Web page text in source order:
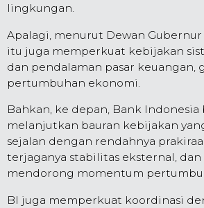
lingkungan.
Apalagi, menurut Dewan
itu juga memperkuat kebijakan
dan pendalaman pasar keuangan,
pertumbuhan ekonomi.
Bahkan, ke depan, Bank
melanjutkan bauran kebijakan
sejalan dengan rendahnya
terjaganya stabilitas eksternal,
mendorong momentum
BI juga memperkuat koordinasi